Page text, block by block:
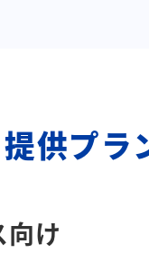
提供プラ
け